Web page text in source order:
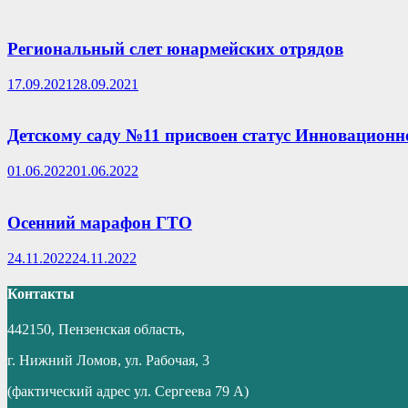
Региональный слет юнармейских отрядов
17.09.2021 28.09.2021
Детскому саду №11 присвоен статус
01.06.202201.06.2022
Осенний марафон ГТО
24.11.202224.11.2022
Контакты
442150, Пензенская область,
г. Нижний Ломов, ул. Рабочая, 3
(фактический адрес ул. Сергеева 79 А)